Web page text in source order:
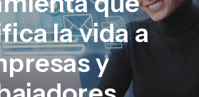
la vida a
y